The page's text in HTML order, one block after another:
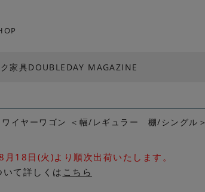
家具DOUBLEDAY MAGAZINE
ワイヤーワゴン ＜幅/レギュラー 棚/シングル＞
18日(火)より順次出荷いたします。
て詳しくは こちら